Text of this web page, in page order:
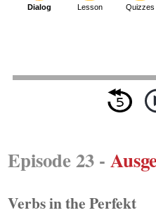
Dialog Lesson Quizzes
Episode 23 -
Verbs in the Perfekt